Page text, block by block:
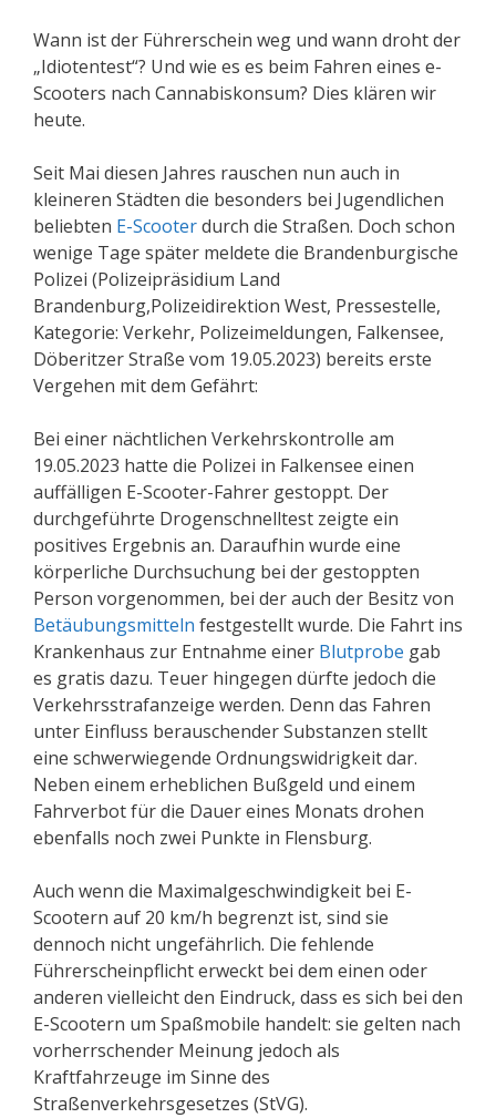
Wann ist der Führerschein weg und wann droht der
„Idiotentest“? Und wie es es beim Fahren eines e-
Scooters nach Cannabiskonsum? Dies klären wir
heute.
Seit Mai diesen Jahres rauschen nun auch in
kleineren Städten die besonders bei Jugendlichen
beliebten E-Scooterdurch die Straßen. Doch schon
wenige Tage später meldete die Brandenburgische
Polizei (Polizeipräsidium Land
Brandenburg,Polizeidirektion West, Pressestelle,
Kategorie: Verkehr, Polizeimeldungen, Falkensee,
Döberitzer Straße vom 19.05.2023) bereits erste
Vergehen mit dem Gefährt:
Bei einer nächtlichen Verkehrskontrolle am
19.05.2023 hatte die Polizei in Falkensee einen
auffälligen E-Scooter-Fahrer gestoppt. Der
durchgeführte Drogenschnelltest zeigte ein
positives Ergebnis an. Daraufhin wurde eine
körperliche Durchsuchung bei der gestoppten
Person vorgenommen, bei der auch der Besitz von
Betäubungsmitteln festgestellt wurde. Die Fahrt ins
Krankenhaus zur Entnahme einer Blutprobe gab
es gratis dazu. Teuer hingegen dürfte jedoch die
Verkehrsstrafanzeige werden. Denn das Fahren
unter Einfluss berauschender Substanzen stellt
eine schwerwiegende Ordnungswidrigkeit dar.
Neben einem erheblichen Bußgeld und einem
Fahrverbot für die Dauer eines Monats drohen
ebenfalls noch zwei Punkte in Flensburg.
Auch wenn die Maximalgeschwindigkeit bei E-
Scootern auf 20 km/h begrenzt ist, sind sie
dennoch nicht ungefährlich. Die fehlende
Führerscheinpflicht erweckt bei dem einen oder
anderen vielleicht den Eindruck, dass es sich bei den
E-Scootern um Spaßmobile handelt: sie gelten nach
vorherrschender Meinung jedoch als
Kraftfahrzeuge im Sinne des
Straßenverkehrsgesetzes (StVG).